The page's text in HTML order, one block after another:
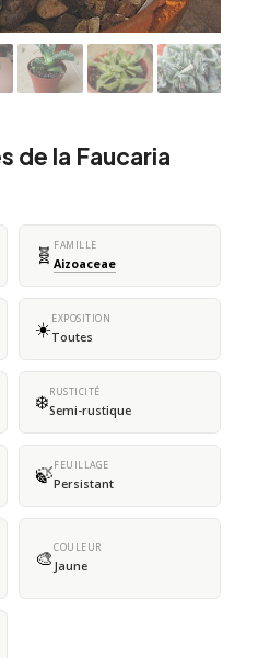
de la Faucaria
🧬 FAMILLE
Aizoaceae
☀️EXPOSITION
Toutes
❄️RUSTICITÉ
Semi-rustique
🍃FEUILLAGE
Persistant
🎨COULEUR
Jaune